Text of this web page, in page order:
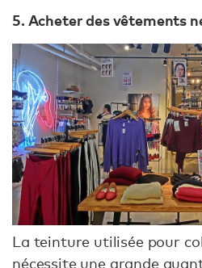
5. Acheter des vêtements
La teinture utilisée pour
nécessite une grande